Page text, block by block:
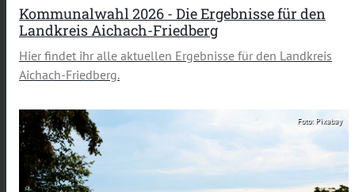
Kommunalwahl 2026 - Die Ergebnisse für den
Landkreis Aichach-Friedberg
Hier findet ihr alle aktuellen Ergebnisse für den Landkreis
Aichach-Friedberg.
Foto: Pixabay